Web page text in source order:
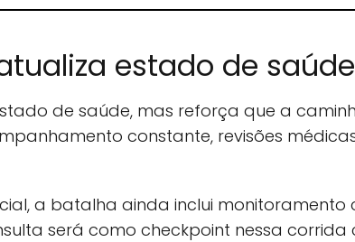
estado de
de saúde, mas reforça que a
constante, revisões
a batalha ainda inclui
será como checkpoint nessa corrida